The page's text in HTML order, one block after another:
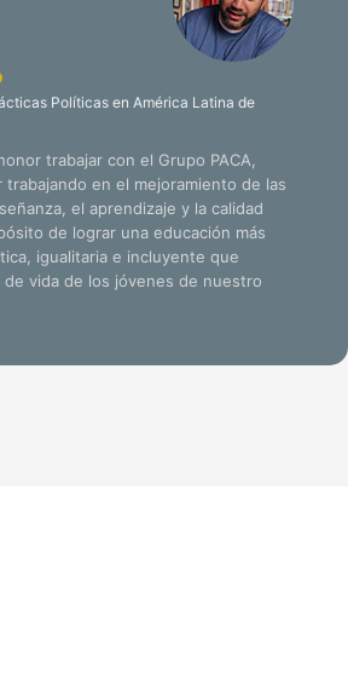
Políticas en América Latina de
trabajar con el Grupo PACA,
en el mejoramiento de las
el aprendizaje y la calidad
de lograr una educación más
igualitaria e incluyente que
vida de los jóvenes de nuestro